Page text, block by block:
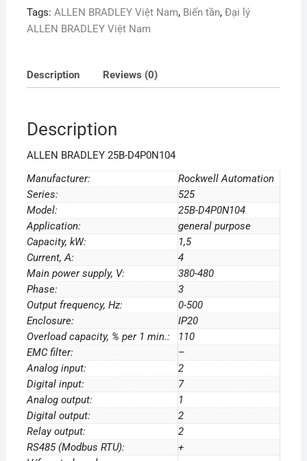
Tags: ALLEN BRADLEY Việt Nam, Biến tần, Đại lý
ALLEN BRADLEY Việt Nam
Description Reviews (0)
Description
ALLEN BRADLEY 25B-D4P0N104
Manufacturer:
Rockwell Automation
Series:
525
Model:
25B-D4P0N104
Application:
general purpose
Capacity, kW:
1,5
Current, А:
4
Main power supply, V:
380-480
Phase:
3
Output frequency, Hz:
0-500
Enclosure:
IP20
Overload capacity, % per 1 min.:
110
EMC filter:
–
Analog input:
2
Digital input:
7
Analog output:
1
Digital output:
2
Relay output:
2
RS485 (Modbus RTU):
+